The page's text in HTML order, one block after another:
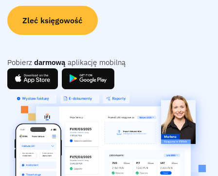
Zleć księgowość
Pobierz darmową aplikację mobilną